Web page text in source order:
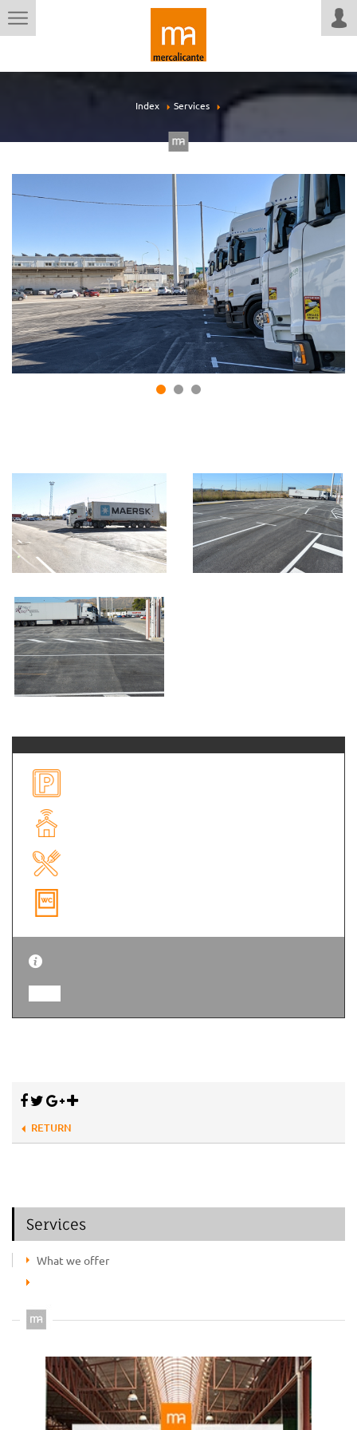
Index Services
RETURN
Services
What we offer